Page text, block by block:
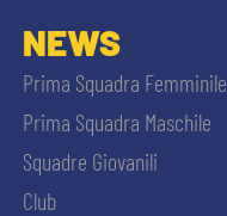
NEWS
Prima Squadra Femminile
Prima Squadra Maschile
Squadre Giovanili
Club